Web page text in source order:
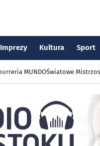
Imprezy Kultura Sport
MUNDOŚwiatowe